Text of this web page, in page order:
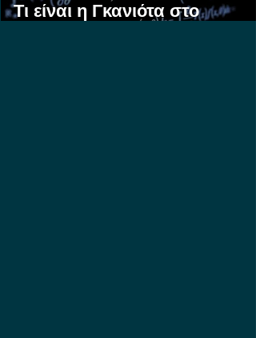
Τι είναι η Γκανιότα στο